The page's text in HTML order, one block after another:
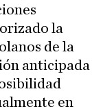
la
de la
anticipada
en